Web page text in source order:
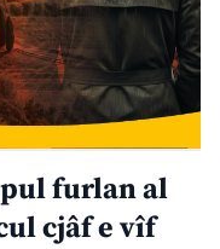
furlan al
cjâf e vîf